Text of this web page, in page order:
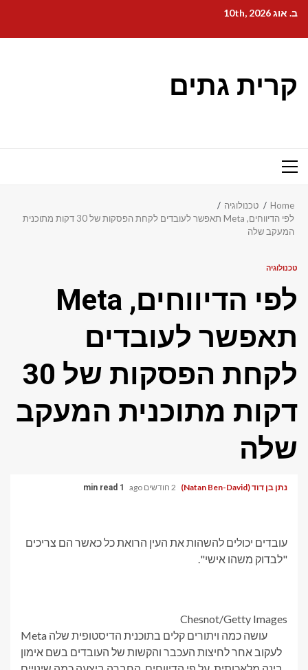
content
ב. אוג 10th, 2026
קרית גתים
Primary
Home
טכנולוגיה
לפי הדיווחים, Meta תאפשר לעובדים לקחת הפסקות של 30 דקות מתוכנית
המעקב שלה
טכנולוגיה
לפי הדיווחים, Meta
תאפשר לעובדים
לקחת הפסקות של 30
דקות מתוכנית המעקב
שלה
נתן בן דוד (Natan Ben-David) 2 חודשים ago 1 min read
עובדים יכולים להשהות את העין הרואת כל כאשר הם צריכים
"לבדוק משהו אישי".
Chesnot/Getty Images
Meta עושה כמה ויתורים קלים בתוכנית הדיסטופית שלה
לעקוב אחר לחיצות העכבר והקשות של העובדים בשם אימון